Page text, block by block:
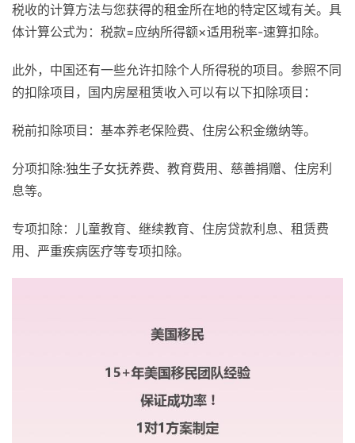
税收的计算方法与您获得的租金所在地的特定区域有关。具
体计算公式为：税款=应纳所得额×适用税率-速算扣除。
此外，中国还有一些允许扣除个人所得税的项目。参照不同
的扣除项目，国内房屋租赁收入可以有以下扣除项目：
税前扣除项目：基本养老保险费、住房公积金缴纳等。
分项扣除:独生子女抚养费、教育费用、慈善捐赠、住房利
息等。
专项扣除：儿童教育、继续教育、住房贷款利息、租赁费
用、严重疾病医疗等专项扣除。